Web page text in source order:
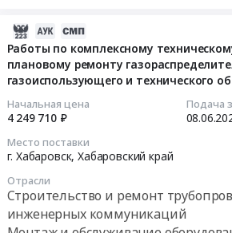
,
6,5М
Работы по комплексному
плановому ремонту
газоиспользующего и технического
Начальная цена
4 249 710 ₽
Подача
Место поставки
г. Хабаровск,Хабаровский край
Отрасли
Строительство и ремонт
инженерных коммуникаций